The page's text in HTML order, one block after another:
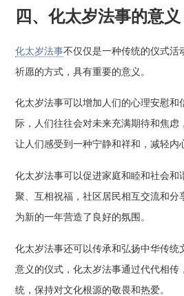
四、化太岁法事的意义
化太岁法事不仅仅是一种传统的仪式活
祈愿的方式，具有重要的意义。
化太岁法事可以增加人们的心理安慰和
际，人们往往会对未来充满期待和焦虑
让人们感受到一种宁静和祥和，减轻内
化太岁法事可以促进家庭和睦和社会和
聚、互相祝福，社区居民相互交流和分
为新的一年营造了良好的氛围。
化太岁法事还可以传承和弘扬中华传统
意义的仪式，化太岁法事通过代代相传
统，保持对文化根源的敬畏和热爱。